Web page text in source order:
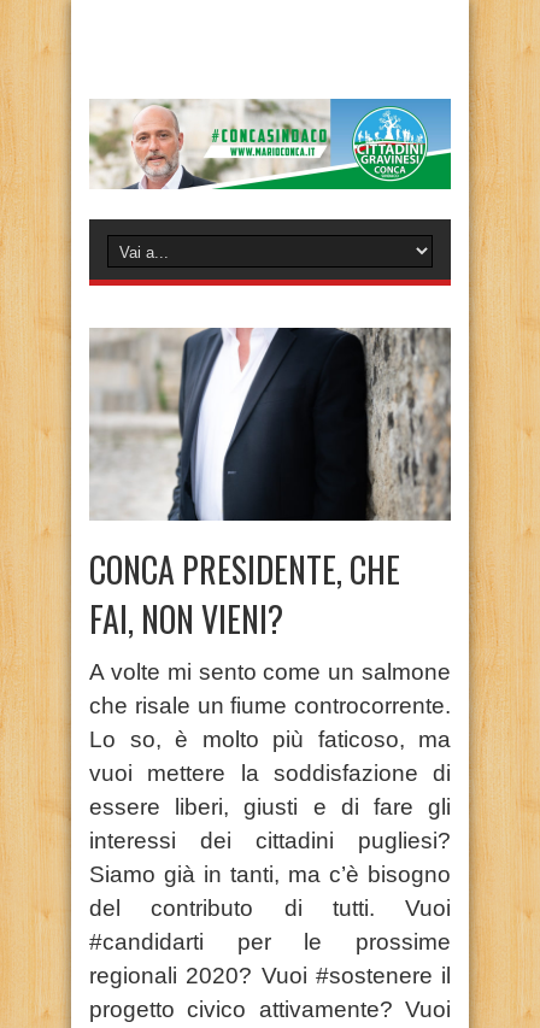
CONCA PRESIDENTE, CHE
FAI, NON VIENI?
A volte mi sento come un salmone
che risale un fiume controcorrente.
Lo so, è molto più faticoso, ma
vuoi mettere la soddisfazione di
essere liberi, giusti e di fare gli
interessi dei cittadini pugliesi?
Siamo già in tanti, ma c’è bisogno
del contributo di tutti. Vuoi
#candidarti per le prossime
regionali 2020? Vuoi #sostenere il
progetto civico attivamente? Vuoi